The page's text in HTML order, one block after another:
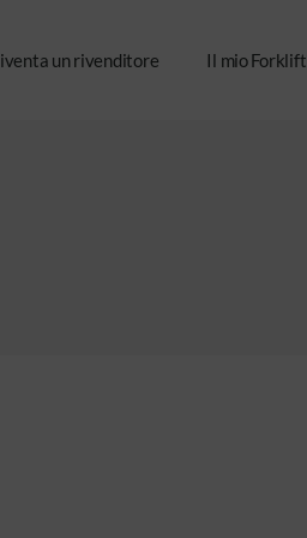
un rivenditore Il mio Forklift